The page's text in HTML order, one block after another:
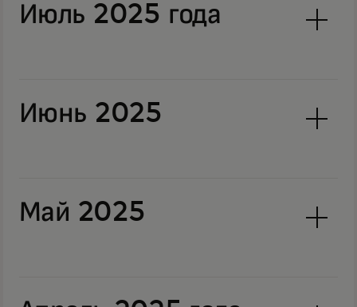
Июль 2025 года
Июнь 2025
Май 2025